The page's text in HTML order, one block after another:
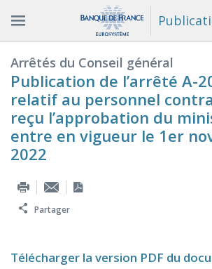
Arrêtés du Conseil général
Publication de l’arrêté A-
relatif au personnel
reçu l’approbation du
entre en vigueur le 1er
2022
Partager
Télécharger la version PDF du